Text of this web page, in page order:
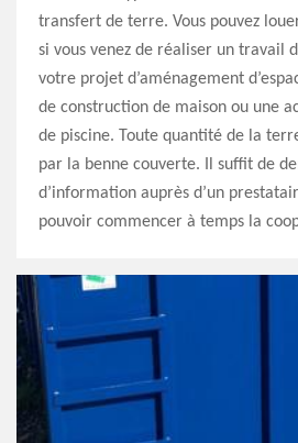
transfert de terre. Vous pouvez
si vous venez de réaliser un travail
votre projet d’aménagement
de construction de maison ou une
de piscine. Toute quantité de la
par la benne couverte. Il suffit de
d’information auprès d’un
pouvoir commencer à temps la